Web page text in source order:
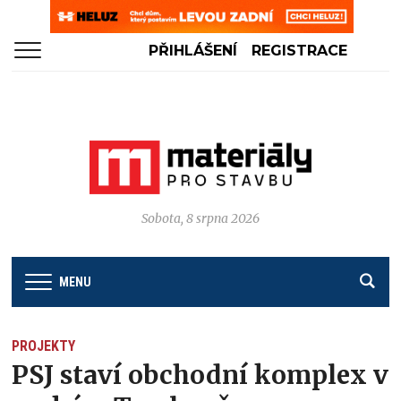
PŘIHLÁŠENÍ REGISTRACE
Sobota, 8 srpna 2026
MENU
PROJEKTY
PSJ staví obchodní komplex v